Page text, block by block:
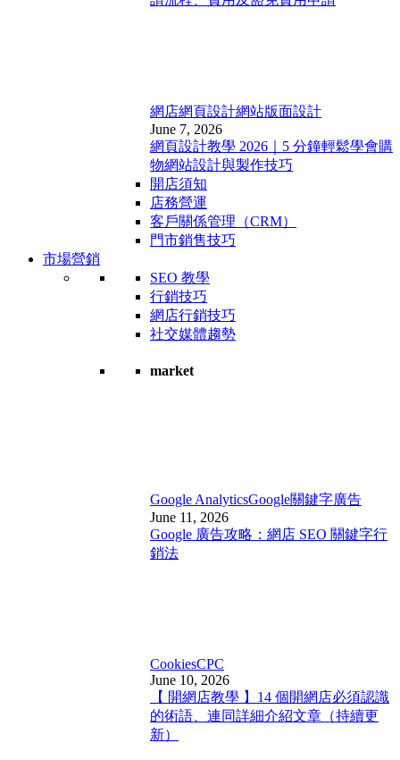
網店網頁設計網站版面設計
June 7, 2026
網頁設計教學 2026｜5 分鐘輕鬆學會購
物網站設計與製作技巧
開店須知
店務營運
客戶關係管理（CRM）
門市銷售技巧
市場營銷
SEO 教學
行銷技巧
網店行銷技巧
社交媒體趨勢
market
Google AnalyticsGoogle關鍵字廣告
June 11, 2026
Google 廣告攻略：網店 SEO 關鍵字行
銷法
CookiesCPC
June 10, 2026
【 開網店教學 】14 個開網店必須認識
的術語、連同詳細介紹文章（持續更
新）